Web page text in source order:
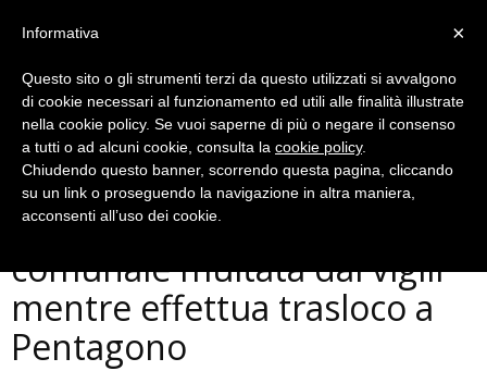
Cronaca
Dipendente con auto
comunale multata dai vigili
mentre effettua trasloco a
Pentagono
×
Informativa
Questo sito o gli strumenti terzi da questo utilizzati si avvalgono
di cookie necessari al funzionamento ed utili alle finalità illustrate
nella cookie policy. Se vuoi saperne di più o negare il consenso
a tutti o ad alcuni cookie, consulta la cookie policy.
Chiudendo questo banner, scorrendo questa pagina, cliccando
su un link o proseguendo la navigazione in altra maniera,
acconsenti all’uso dei cookie.